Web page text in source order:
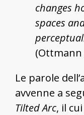
changes
spaces
(Ottmann
Le parole
avvenne a
Tilted Arc, il